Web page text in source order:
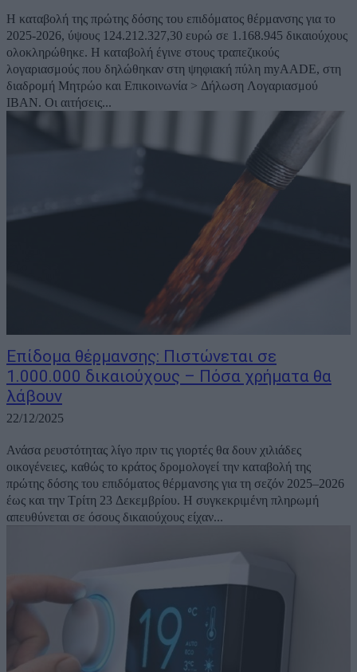
Η καταβολή της πρώτης δόσης του επιδόματος θέρμανσης για το
2025-2026, ύψους 124.212.327,30 ευρώ σε 1.168.945 δικαιούχους
ολοκληρώθηκε. Η καταβολή έγινε στους τραπεζικούς
λογαριασμούς που δηλώθηκαν στη ψηφιακή πύλη myAADE, στη
διαδρομή Μητρώο και Επικοινωνία > Δήλωση Λογαριασμού
IBAN. Οι αιτήσεις...
Επίδομα θέρμανσης: Πιστώνεται σε
1.000.000 δικαιούχους – Πόσα χρήματα θα
λάβουν
22/12/2025
Ανάσα ρευστότητας λίγο πριν τις γιορτές θα δουν χιλιάδες
οικογένειες, καθώς το κράτος δρομολογεί την καταβολή της
πρώτης δόσης του επιδόματος θέρμανσης για τη σεζόν 2025–2026
έως και την Τρίτη 23 Δεκεμβρίου. Η συγκεκριμένη πληρωμή
απευθύνεται σε όσους δικαιούχους είχαν...